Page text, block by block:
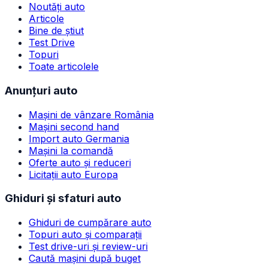
Noutăți auto
Articole
Bine de știut
Test Drive
Topuri
Toate articolele
Anunțuri auto
Mașini de vânzare România
Mașini second hand
Import auto Germania
Mașini la comandă
Oferte auto și reduceri
Licitații auto Europa
Ghiduri și sfaturi auto
Ghiduri de cumpărare auto
Topuri auto și comparații
Test drive-uri și review-uri
Caută mașini după buget